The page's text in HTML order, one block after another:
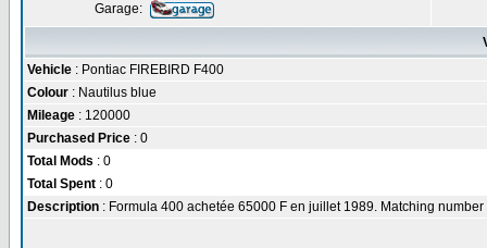
Garage:
Vehicle : Pontiac FIREBIRD F400
Colour : Nautilus blue
Mileage : 120000
Purchased Price : 0
Total Mods : 0
Total Spent : 0
Description : Formula 400 achetée 65000 F en juillet 1989. Matching